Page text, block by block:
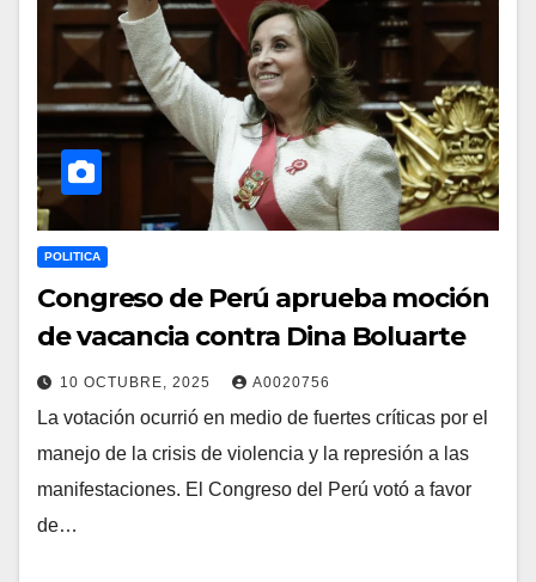
POLITICA
Congreso de Perú aprueba moción
de vacancia contra Dina Boluarte
10 OCTUBRE, 2025 A0020756
La votación ocurrió en medio de fuertes críticas por el
manejo de la crisis de violencia y la represión a las
manifestaciones. El Congreso del Perú votó a favor
de…